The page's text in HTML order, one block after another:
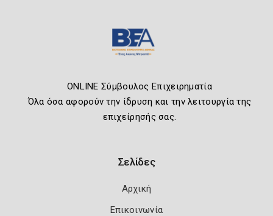
ONLINE Σύμβουλος Επιχειρηματία
Όλα όσα αφορούν την ίδρυση και την λειτουργία της
επιχείρησής σας.
Σελίδες
Αρχική
Επικοινωνία